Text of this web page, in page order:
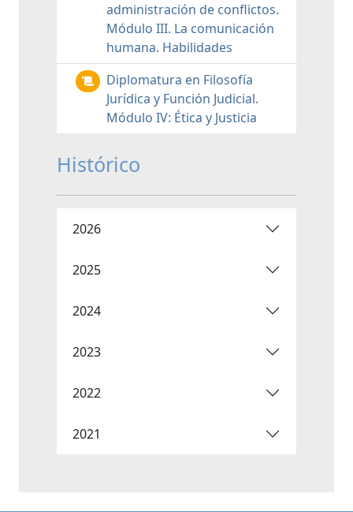
administración de conflictos.
Módulo III. La comunicación
humana. Habilidades
Diplomatura en Filosofía
Jurídica y Función Judicial.
Módulo IV: Ética y Justicia
Histórico
2026
2025
2024
2023
2022
2021